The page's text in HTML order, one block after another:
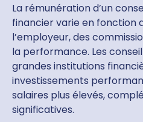
La rémunération d’un
financier varie en fonction
l’employeur, des
la performance. Les
grandes institutions
investissements
salaires plus élevés,
significatives.